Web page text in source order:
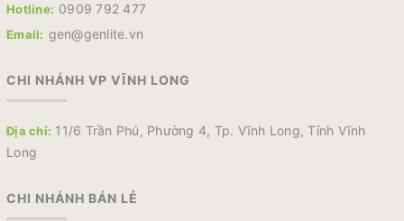
Hotline: 0909 792 477
Email: gen@genlite.vn
CHI NHÁNH VP VĨNH LONG
Địa chỉ: 11/6 Trần Phú, Phường 4, Tp. Vĩnh Long, Tỉnh Vĩnh
Long
CHI NHÁNH BÁN LẺ